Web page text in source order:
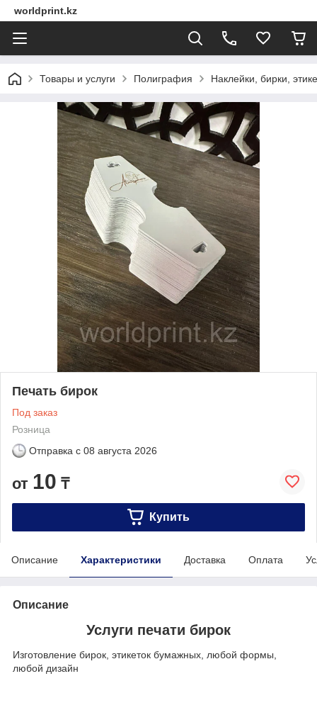
worldprint.kz
Товары и услуги Полиграфия Наклейки, бирки,
Печать бирок
Под заказ
Розница
Отправка с 08 августа 2026
от 10 ₸
Купить
Описание Характеристики Доставка Оплата
Описание
Услуги печати бирок
Изготовление бирок, этикеток бумажных, любой формы,
любой дизайн